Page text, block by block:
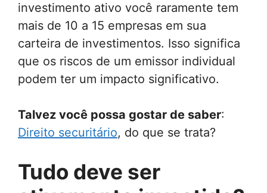
investimento ativo você raramente tem
mais de 10 a 15 empresas em sua
carteira de investimentos. Isso significa
que os riscos de um emissor individual
podem ter um impacto significativo.
Talvez você possa gostar de saber:
Direito securitário, do que se trata?
Tudo deve ser